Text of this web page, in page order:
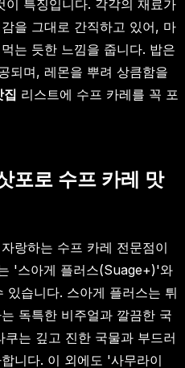
특징입니다. 각각의 재료가
을 그대로 간직하고 있어, 마
는 듯한 느낌을 줍니다. 밥은
되며, 레몬을 뿌려 상큼함을
집 리스트에 수프 카레를 꼭 포
포로 수프 카레 맛
랑하는 수프 카레 전문점이
'스아게 플러스(Suage+)'와
습니다. 스아게 플러스는 튀
독특한 비주얼과 깔끔한 국
는 깊고 진한 국물과 부드러
니다. 이 외에도 '사무라이